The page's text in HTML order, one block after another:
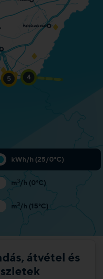
4
5
Hajdúszoboszló
Bejövő: 3.493.000 kWh/h
kWh/h (25/0°C)
m3/h (0°C)
m3/h (15°C)
átvétel és